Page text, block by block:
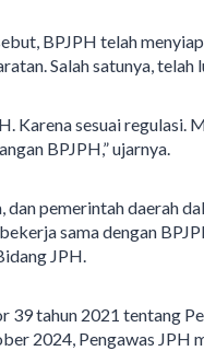
BPJPH telah
Salah satunya, telah
Karena sesuai regulasi.
BPJPH,” ujarnya.
pemerintah daerah
sama dengan
JPH.
39 tahun 2021 tentang
2024, Pengawas JPH